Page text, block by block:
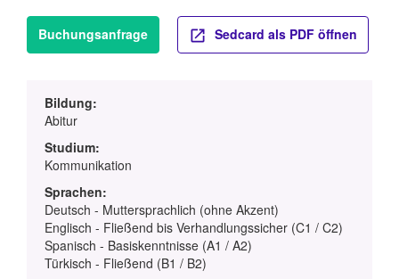
Buchungsanfrage Sedcard als PDF öffnen
Bildung:
Abitur
Studium:
Kommunikation
Sprachen:
Deutsch - Muttersprachlich (ohne Akzent)
Englisch - Fließend bis Verhandlungssicher (C1 / C2)
Spanisch - Basiskenntnisse (A1 / A2)
Türkisch - Fließend (B1 / B2)